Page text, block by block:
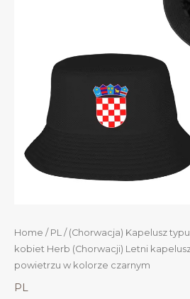
Home / PL / (Chorwacja) Kapelusz
kobiet Herb (Chorwacji) Letni
powietrzu w kolorze czarnym
PL